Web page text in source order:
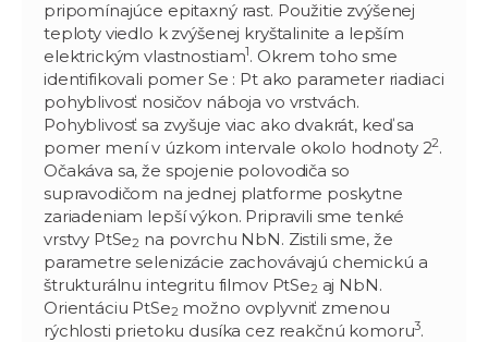
pripomínajúce epitaxný rast. Použitie zvýšenej
teploty viedlo k zvýšenej kryštalinite a lepším
elektrickým vlastnostiam1. Okrem toho sme
identifikovali pomer Se : Pt ako parameter riadiaci
pohyblivosť nosičov náboja vo vrstvách.
Pohyblivosť sa zvyšuje viac ako dvakrát, keď sa
pomer mení v úzkom intervale okolo hodnoty 22.
Očakáva sa, že spojenie polovodiča so
supravodičom na jednej platforme poskytne
zariadeniam lepší výkon. Pripravili sme tenké
vrstvy PtSe2 na povrchu NbN. Zistili sme, že
parametre selenizácie zachovávajú chemickú a
štrukturálnu integritu filmov PtSe2 aj NbN.
Orientáciu PtSe2 možno ovplyvniť zmenou
rýchlosti prietoku dusíka cez reakčnú komoru3.